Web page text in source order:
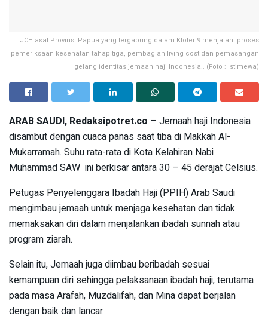
JCH asal Provinsi Papua yang tergabung dalam Kloter 9 menjalani proses
pemeriksaan kesehatan tahap tiga, pembagian living cost dan pemasangan
gelang identitas jemaah haji Indonesia.. (Foto : Istimewa)
ARAB SAUDI, Redaksipotret.co – Jemaah haji Indonesia
disambut dengan cuaca panas saat tiba di Makkah Al-
Mukarramah. Suhu rata-rata di Kota Kelahiran Nabi
Muhammad SAW ini berkisar antara 30 – 45 derajat Celsius.
Petugas Penyelenggara Ibadah Haji (PPIH) Arab Saudi
mengimbau jemaah untuk menjaga kesehatan dan tidak
memaksakan diri dalam menjalankan ibadah sunnah atau
program ziarah.
Selain itu, Jemaah juga diimbau beribadah sesuai
kemampuan diri sehingga pelaksanaan ibadah haji, terutama
pada masa Arafah, Muzdalifah, dan Mina dapat berjalan
dengan baik dan lancar.